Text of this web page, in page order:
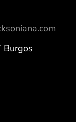
Burgos